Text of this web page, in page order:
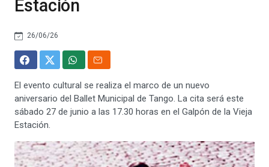
Estación
26/06/26
El evento cultural se realiza el marco de un nuevo
aniversario del Ballet Municipal de Tango. La cita será este
sábado 27 de junio a las 17.30 horas en el Galpón de la Vieja
Estación.